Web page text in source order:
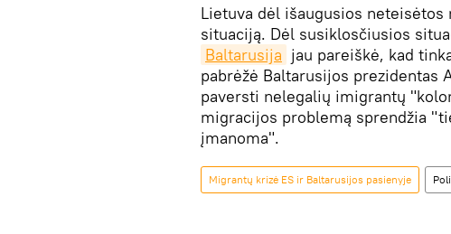
Lietuva dėl išaugusios
situaciją. Dėl susiklosčiusios
Baltarusija jau pareiškė, kad
pabrėžė Baltarusijos prezidentas
paversti nelegalių imigrantų
migracijos problemą sprendžia
įmanoma".
Migrantų krizė ES ir Baltarusijos pasienyje